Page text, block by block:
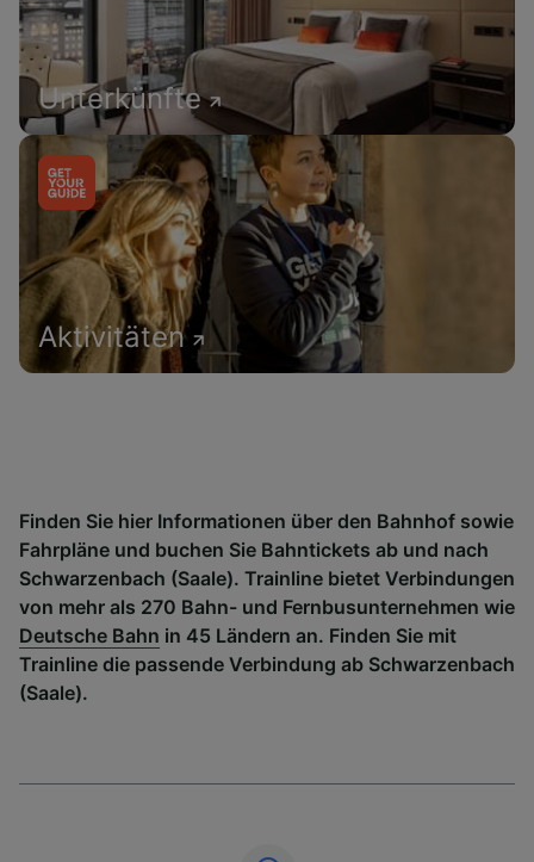
Unterkünfte
Aktivitäten
Finden Sie hier Informationen über den Bahnhof sowie
Fahrpläne und buchen Sie Bahntickets ab und nach
Schwarzenbach (Saale). Trainline bietet Verbindungen
von mehr als 270 Bahn- und Fernbusunternehmen wie
Deutsche Bahn in 45 Ländern an. Finden Sie mit
Trainline die passende Verbindung ab Schwarzenbach
(Saale).